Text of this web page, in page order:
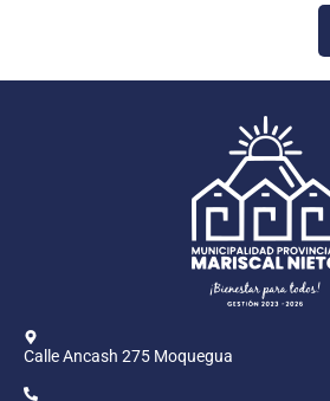
Calle Ancash 275 Moquegua